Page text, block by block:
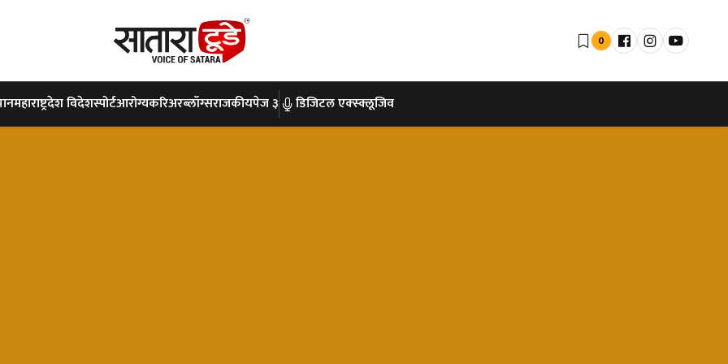
0
महाराष्ट्रदेश विदेशस्पोर्टआरोग्यकरिअरब्लॉग्सराजकीयपेज ३ डिजिटल एक्स्क्लूजिव